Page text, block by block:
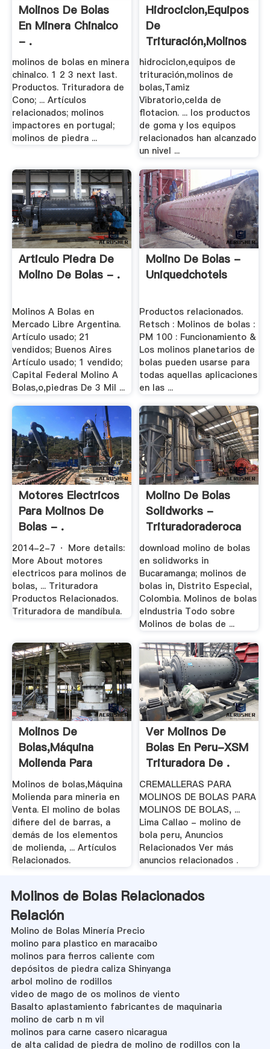
Molinos De Bolas
En Minera Chinalco
- .
molinos de bolas en minera
chinalco. 1 2 3 next last.
Productos. Trituradora de
Cono; ... Artículos
relacionados; molinos
impactores en portugal;
molinos de piedra ...
Hidrociclon,equipos
De
Trituración,molinos
De .
hidrociclon,equipos de
trituración,molinos de
bolas,Tamiz
Vibratorio,celda de
flotacion. ... los productos
de goma y los equipos
relacionados han alcanzado
un nivel ...
Articulo Piedra De
Molino De Bolas - .
Molinos A Bolas en
Mercado Libre Argentina.
Artículo usado; 21
vendidos; Buenos Aires
Artículo usado; 1 vendido;
Capital Federal Molino A
Bolas,o,piedras De 3 Mil ...
Molino De Bolas -
Uniquedchotels
Productos relacionados.
Retsch : Molinos de bolas :
PM 100 : Funcionamiento &
Los molinos planetarios de
bolas pueden usarse para
todas aquellas aplicaciones
en las ...
Motores Electricos
Para Molinos De
Bolas - .
2014-2-7 · More details:
More About motores
electricos para molinos de
bolas, ... Trituradora
Productos Relacionados.
Trituradora de mandíbula.
Molino De Bolas
Solidworks -
Trituradoraderoca
download molino de bolas
en solidworks in
Bucaramanga; molinos de
bolas in, Distrito Especial,
Colombia. Molinos de bolas
eIndustria Todo sobre
Molinos de bolas de ...
Molinos De
Bolas,Máquina
Molienda Para
Mineria .
Molinos de bolas,Máquina
Molienda para mineria en
Venta. El molino de bolas
difiere del de barras, a
demás de los elementos
de molienda, ... Artículos
Relacionados.
Ver Molinos De
Bolas En Peru-XSM
Trituradora De .
CREMALLERAS PARA
MOLINOS DE BOLAS PARA
MOLINOS DE BOLAS, ...
Lima Callao - molino de
bola peru, Anuncios
Relacionados Ver más
anuncios relacionados .
Molinos de Bolas Relacionados
Relación
Molino de Bolas Minería Precio
molino para plastico en maracaibo
molinos para fierros caliente com
depósitos de piedra caliza Shinyanga
arbol molino de rodillos
video de mago de os molinos de viento
Basalto aplastamiento fabricantes de maquinaria
molino de carb n m vil
molinos para carne casero nicaragua
de alta calidad de piedra de molino de rodillos con la